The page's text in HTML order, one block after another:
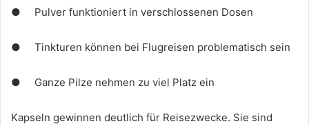
● Pulver funktioniert in verschlossenen Dosen
● Tinkturen können bei Flugreisen problematisch sein
● Ganze Pilze nehmen zu viel Platz ein
Kapseln gewinnen deutlich für Reisezwecke. Sie sind